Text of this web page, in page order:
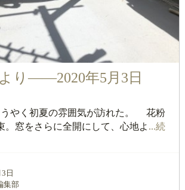
り――2020年5月3日
やく初夏の雰囲気が訪れた。 花粉
。窓をさらに全開にして、心地よ ...続
日
集部